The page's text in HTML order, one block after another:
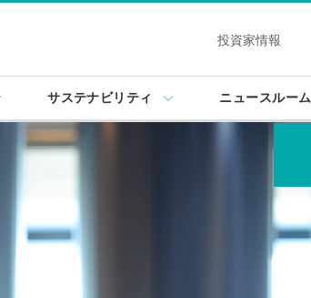
投資家情報
サステナビリティ ニュースルーム